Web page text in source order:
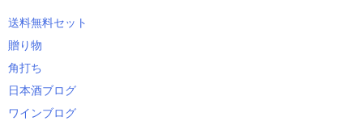
送料無料セット
贈り物
角打ち
日本酒ブログ
ワインブログ